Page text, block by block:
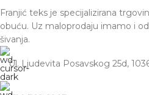
Franjić teks je specijalizirana
obuću. Uz maloprodaju imamo i
šivanja.
Ul. Ljudevita Posavskog 25d,